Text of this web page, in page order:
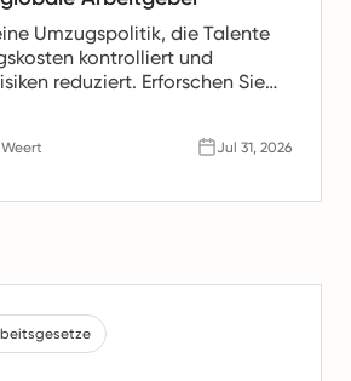
Umzugspolitik, die Talente
kontrolliert und
reduziert. Erforschen Sie
verwendet werden.
Jul 31, 2026